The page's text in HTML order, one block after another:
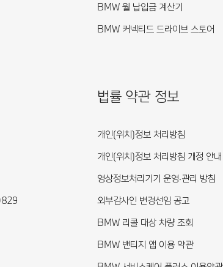
BMW 월 납입금 계산기
BMW 커넥티드 드라이브 스토어
법률 약관 정보
개인(위치)정보 처리방침
개인(위치)정보 처리방침 개정 안내
영상정보처리기기 운영·관리 방침
외부감사인 변경선임 공고
BMW 리콜 대상 차량 조회
BMW 밴티지 앱 이용 약관